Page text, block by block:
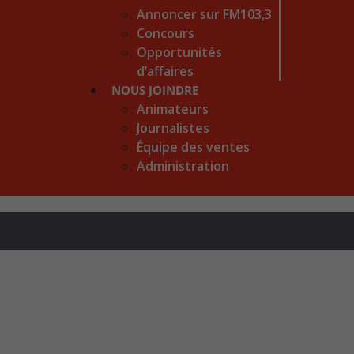
Annoncer sur FM103,3
Concours
Opportunités
d’affaires
NOUS JOINDRE
Animateurs
Journalistes
Équipe des ventes
Administration